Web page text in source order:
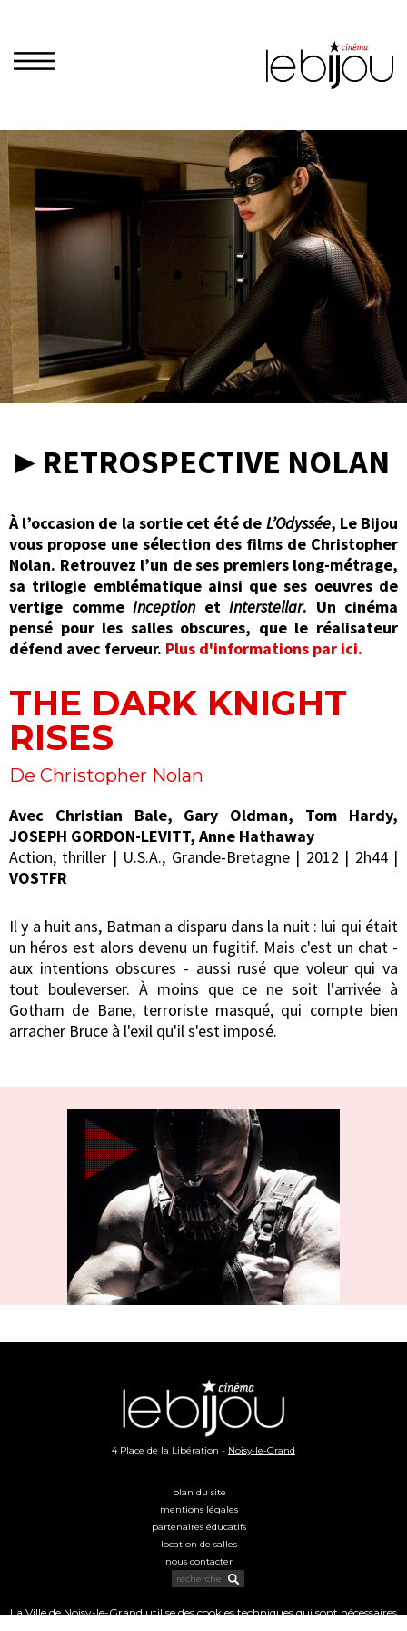
►RETROSPECTIVE NOLAN
À l’occasion de la sortie cet été de L’Odyssée, Le Bijou
vous propose une sélection des films de Christopher
Nolan. Retrouvez l’un de ses premiers long-métrage,
sa trilogie emblématique ainsi que ses oeuvres de
vertige comme Inceptionet Interstellar. Un cinéma
pensé pour les salles obscures, que le réalisateur
défend avec ferveur. Plus d'informations par ici.
THE DARK KNIGHT
RISES
De Christopher Nolan
Avec Christian Bale, Gary Oldman, Tom Hardy,
JOSEPH GORDON-LEVITT, Anne Hathaway
Action, thriller | U.S.A., Grande-Bretagne | 2012 | 2h44 |
VOSTFR
Il y a huit ans, Batman a disparu dans la nuit : lui qui était
un héros est alors devenu un fugitif. Mais c'est un chat -
aux intentions obscures - aussi rusé que voleur qui va
tout bouleverser. À moins que ce ne soit l'arrivée à
Gotham de Bane, terroriste masqué, qui compte bien
arracher Bruce à l'exil qu'il s'est imposé.
4 Place de la Libération - Noisy-le-Grand
plan du site
mentions légales
partenaires éducatifs
location de salles
nous contacter
La Ville de Noisy-le-Grand utilise des cookies techniques qui sont nécessaires